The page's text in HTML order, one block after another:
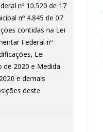
nº 10.520 de 17
nº 4.845 de 07
contidas na Lei
Federal nº
Lei
de 2020 e Medida
e demais
deste